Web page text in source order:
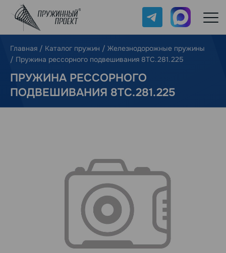
Telegram Max
Главная / Каталог пружин / Железнодорожные пружины
/ Пружина рессорного подвешивания 8ТС.281.225
ПРУЖИНА РЕССОРНОГО
ПОДВЕШИВАНИЯ 8ТС.281.225